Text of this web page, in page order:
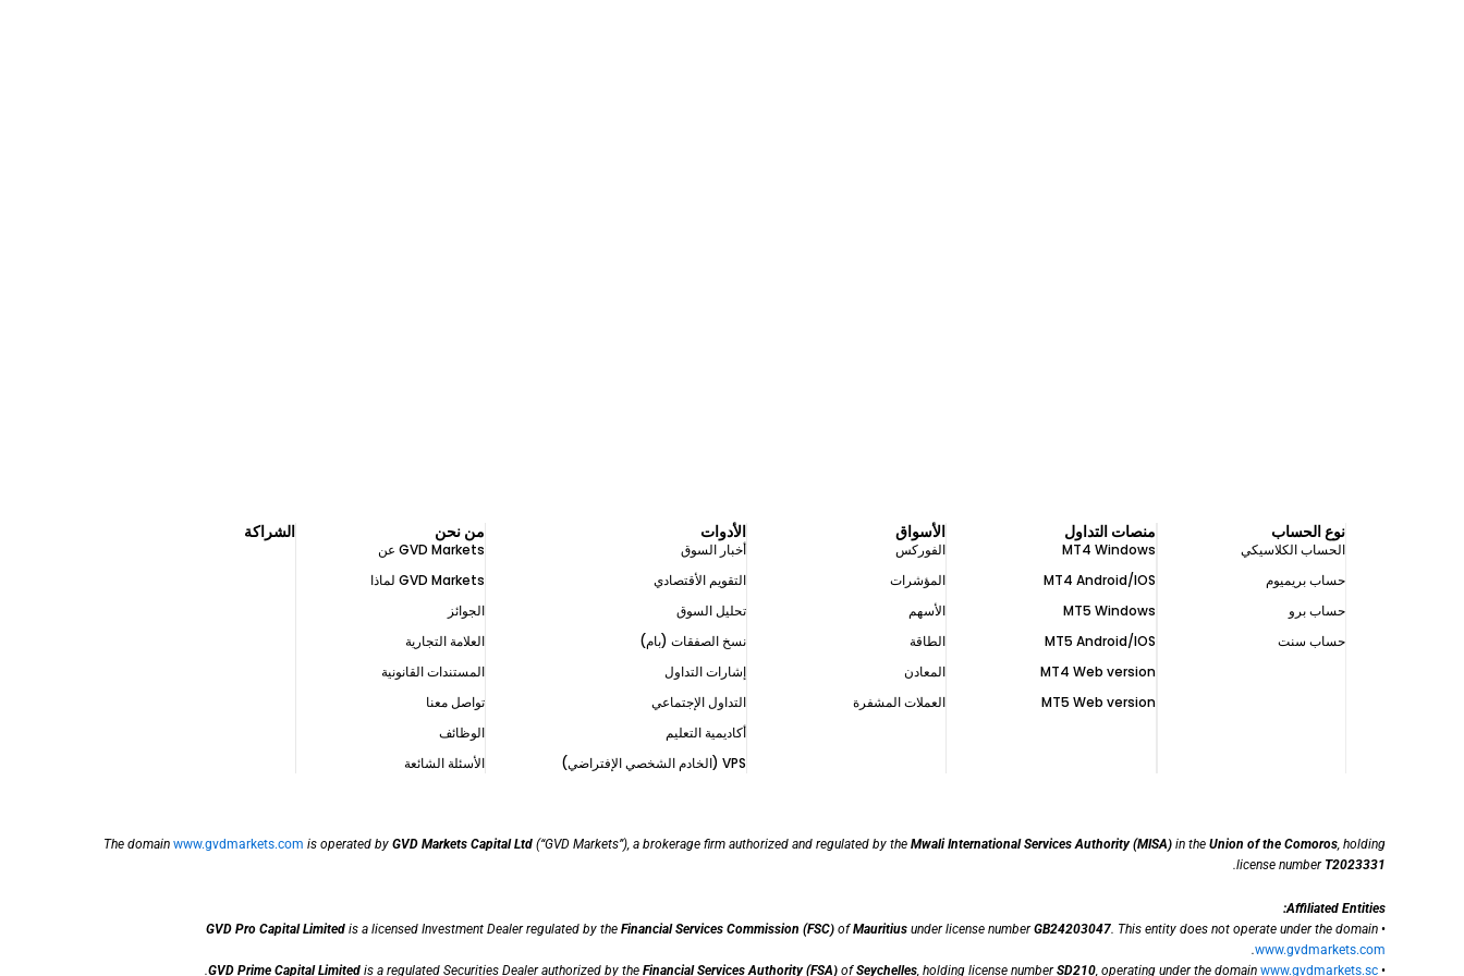
نوع الحساب
الحساب الكلاسيكي
حساب بريميوم
حساب برو
حساب سنت
منصات التداول
MT4 Windows
MT4 Android/IOS
MT5 Windows
MT5 Android/IOS
MT4 Web version
MT5 Web version
الأسواق
الفوركس
المؤشرات
الأسهم
الطاقة
المعادن
العملات المشفرة
الأدوات
أخبار السوق
التقويم الأقتصادي
تحليل السوق
نسخ الصفقات (بام)
إشارات التداول
التداول الإجتماعي ​
أكاديمية التعليم
VPS (الخادم الشخصي الإفتراضي)
من نحن
GVD Markets عن
GVD Markets لماذا
الجوائز
العلامة التجارية
المستندات القانونية
تواصل معنا
الوظائف
الأسئلة الشائعة
الشراكة
The domain www.gvdmarkets.com is operated by GVD Markets Capital Ltd (“GVD Markets”), a brokerage firm authorized and regulated by the Mwali International Services Authority (MISA) in the Union of the Comoros, holding
license number T2023331
.
Affiliated Entities:
•
GVD Pro Capital Limited is a licensed Investment Dealer regulated by the Financial Services Commission (FSC) ofMauritius under license numberGB24203047. This entity does not operate under the domain
www.gvdmarkets.com
.
•
GVD Prime Capital Limited is a regulated Securities Dealer authorized by the Financial Services Authority (FSA) ofSeychelles, holding license numberSD210, operating under the domain www.gvdmarkets.sc
.